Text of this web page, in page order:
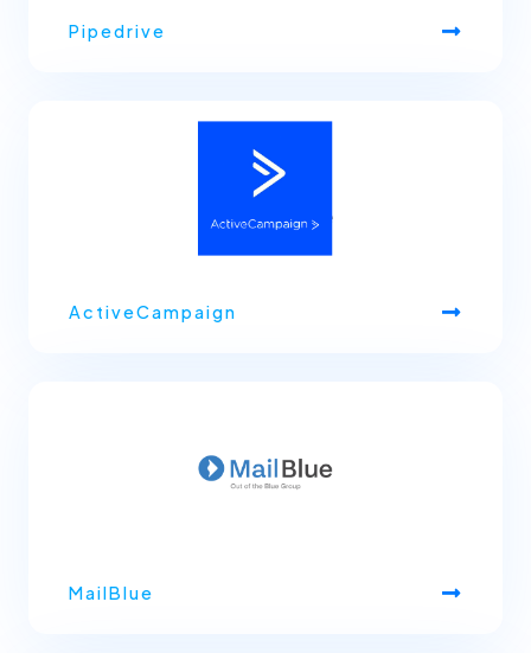
Pipedrive
ActiveCampaign
MailBlue